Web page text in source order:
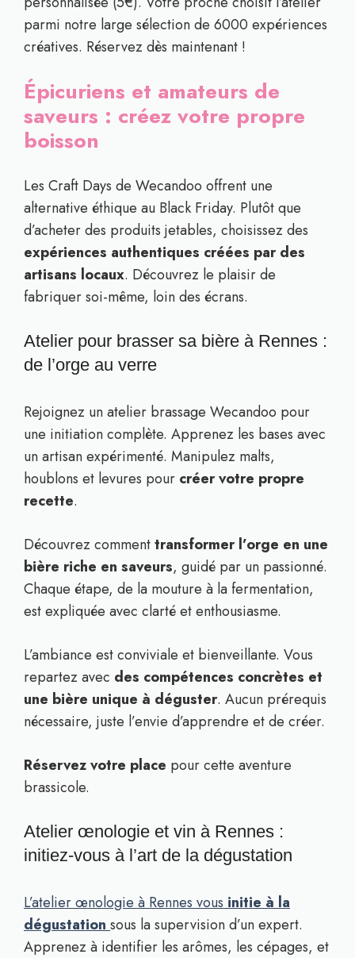
parmi notre large sélection de 6000 expériences
créatives. Réservez dès maintenant !
Épicuriens et amateurs de
saveurs : créez votre propre
boisson
Les Craft Days de Wecandoo offrent une
alternative éthique au Black Friday. Plutôt que
d’acheter des produits jetables, choisissez des
expériences authentiques créées par des
artisans locaux. Découvrez le plaisir de
fabriquer soi-même, loin des écrans.
Atelier pour brasser sa bière à Rennes :
de l’orge au verre
Rejoignez un atelier brassage Wecandoo pour
une initiation complète. Apprenez les bases avec
un artisan expérimenté. Manipulez malts,
houblons et levures pour créer votre propre
recette.
Découvrez commenttransformer l’orge en une
bière riche en saveurs, guidé par un passionné.
Chaque étape, de la mouture à la fermentation,
est expliquée avec clarté et enthousiasme.
L’ambiance est conviviale et bienveillante. Vous
repartez avec des compétences concrètes et
une bière unique à déguster. Aucun prérequis
nécessaire, juste l’envie d’apprendre et de créer.
Réservez votre place pour cette aventure
brassicole.
Atelier œnologie et vin à Rennes :
initiez-vous à l’art de la dégustation
L’atelier œnologie à Rennes vous initie à la
dégustation sous la supervision d’un expert.
Apprenez à identifier les arômes, les cépages, et